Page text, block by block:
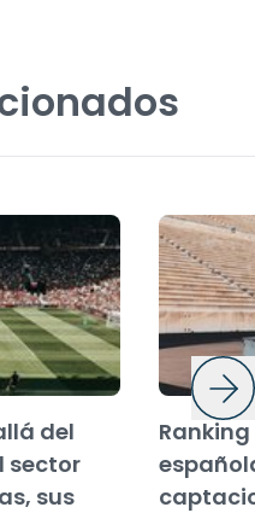
del
sector
sus